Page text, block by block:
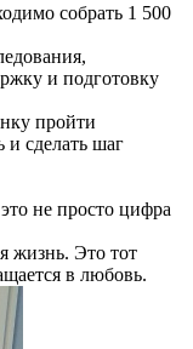
собрать 1 500
и подготовку
пройти
сделать шаг
не просто цифра
жизнь. Это тот
в любовь.